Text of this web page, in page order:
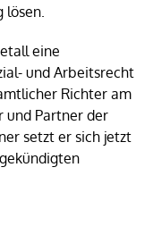
lösen.
eine
und Arbeitsrecht
Richter am
und Partner der
setzt er sich jetzt